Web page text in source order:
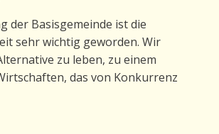
der Basisgemeinde ist die
sehr wichtig geworden. Wir
zu leben, zu einem
das von Konkurrenz